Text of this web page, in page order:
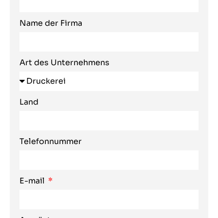
Name der Firma
Art des Unternehmens
Land
Telefonnummer
E-mail